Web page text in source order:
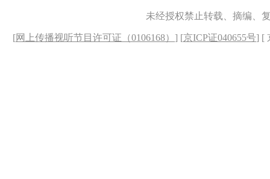
未经授权禁止转载、摘编、
[网上传播视听节目许可证（0106168） ] [京ICP证040655号] [